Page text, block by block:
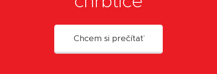
Chcem si prečítať